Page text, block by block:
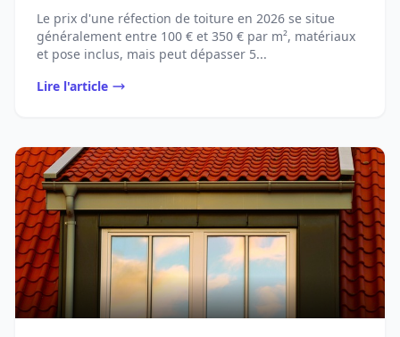
Le prix d'une réfection de toiture en 2026 se situe
généralement entre 100 € et 350 € par m², matériaux
et pose inclus, mais peut dépasser 5...
Lire l'article